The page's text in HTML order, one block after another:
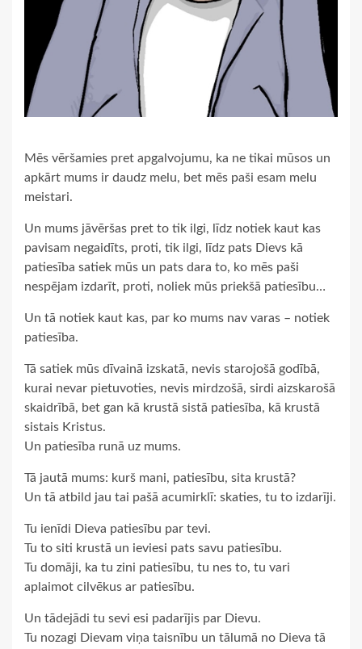
Mēs vēršamies pret apgalvojumu, ka ne tikai mūsos un
apkārt mums ir daudz melu, bet mēs paši esam melu
meistari.
Un mums jāvēršas pret to tik ilgi, līdz notiek kaut kas
pavisam negaidīts, proti, tik ilgi, līdz pats Dievs kā
patiesība satiek mūs un pats dara to, ko mēs paši
nespējam izdarīt, proti, noliek mūs priekšā patiesību…
Un tā notiek kaut kas, par ko mums nav varas – notiek
patiesība.
Tā satiek mūs dīvainā izskatā, nevis starojošā godībā,
kurai nevar pietuvoties, nevis mirdzošā, sirdi aizskarošā
skaidrībā, bet gan kā krustā sistā patiesība, kā krustā
sistais Kristus.
Un patiesība runā uz mums.
Tā jautā mums: kurš mani, patiesību, sita krustā?
Un tā atbild jau tai pašā acumirklī: skaties, tu to izdarīji.
Tu ienīdi Dieva patiesību par tevi.
Tu to siti krustā un ieviesi pats savu patiesību.
Tu domāji, ka tu zini patiesību, tu nes to, tu vari
aplaimot cilvēkus ar patiesību.
Un tādejādi tu sevi esi padarījis par Dievu.
Tu nozagi Dievam viņa taisnību un tālumā no Dieva tā